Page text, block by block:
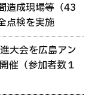
造成現場等（43
点検を実施
大会を広島アン
催（参加者数１